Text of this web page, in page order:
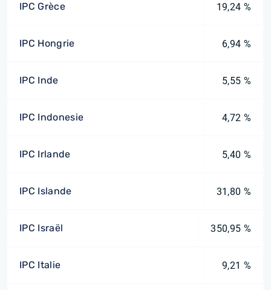
IPC Grèce 19,24 %
IPC Hongrie 6,94 %
IPC Inde 5,55 %
IPC Indonesie 4,72 %
IPC Irlande 5,40 %
IPC Islande 31,80 %
IPC Israël 350,95 %
IPC Italie 9,21 %